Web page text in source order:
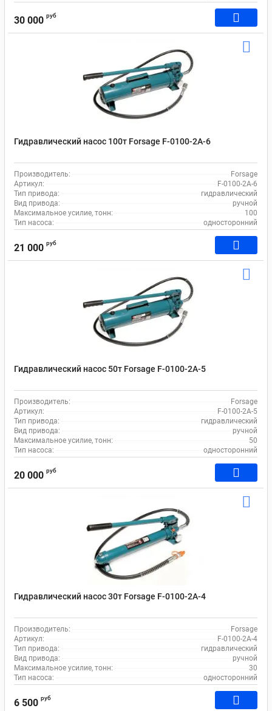
30 000 руб
Гидравлический насос 100т Forsage F-0100-2A-6
Производитель:
Forsage
Артикул:
F-0100-2A-6
Тип привода:
гидравлический
Вид привода:
ручной
Максимальное усилие, тонн:
100
Тип насоса:
односторонний
21 000 руб
Гидравлический насос 50т Forsage F-0100-2A-5
Производитель:
Forsage
Артикул:
F-0100-2A-5
Тип привода:
гидравлический
Вид привода:
ручной
Максимальное усилие, тонн:
50
Тип насоса:
односторонний
20 000 руб
Гидравлический насос 30т Forsage F-0100-2A-4
Производитель:
Forsage
Артикул:
F-0100-2A-4
Тип привода:
гидравлический
Вид привода:
ручной
Максимальное усилие, тонн:
30
Тип насоса:
односторонний
6 500 руб